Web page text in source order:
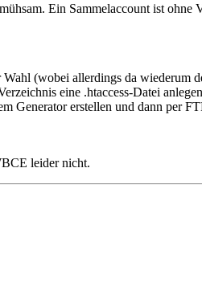
Ein Sammelaccount ist ohne
(wobei allerdings da wiederum
eine .htaccess-Datei
Generator erstellen und dann per
leider nicht.